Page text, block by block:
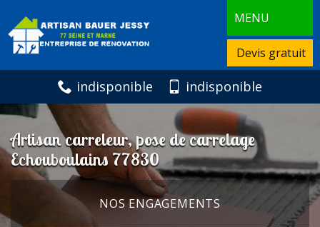
MENU
Devis gratuit
indisponible indisponible
Artisan carreleur, pose de carrelage
Echouboulains 77830
NOS ENGAGEMENTS